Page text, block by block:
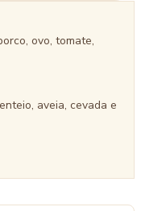
ovo, tomate,
aveia, cevada e